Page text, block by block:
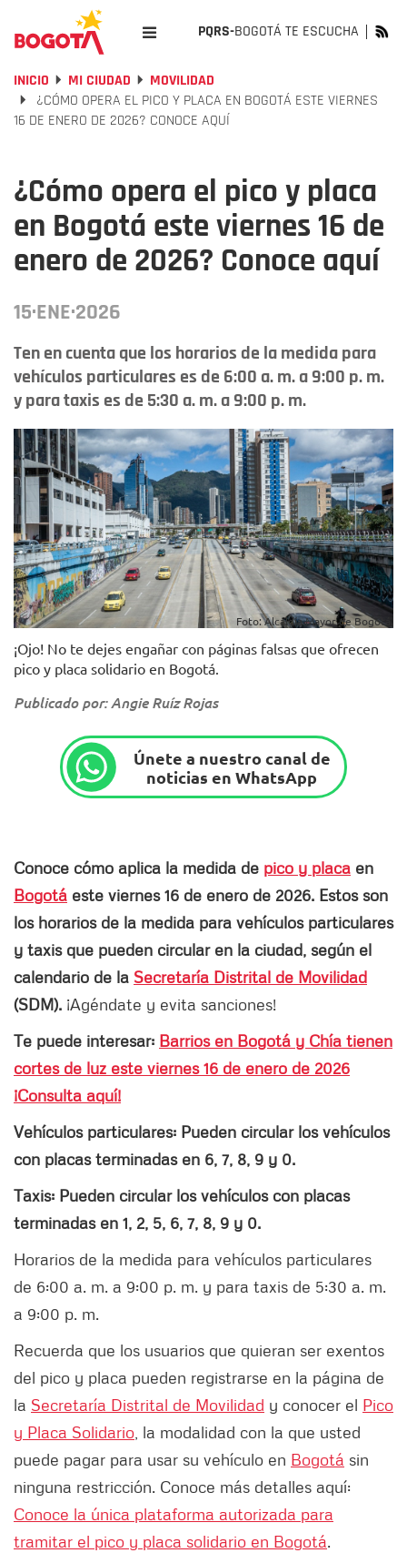
PQRS-BOGOTÁ TE ESCUCHA
INICIO MI CIUDAD
MOVILIDAD
¿CÓMO OPERA EL PICO Y PLACA EN BOGOTÁ ESTE VIERNES
16 DE ENERO DE 2026? CONOCE AQUÍ
¿Cómo opera el pico y placa
en Bogotá este viernes 16 de
enero de 2026? Conoce aquí
15·ENE·2026
Ten en cuenta que los horarios de la medida para
vehículos particulares es de 6:00 a. m. a 9:00 p. m.
y para taxis es de 5:30 a. m. a 9:00 p. m.
Foto: Alcaldía Mayor de Bogotá.
¡Ojo! No te dejes engañar con páginas falsas que ofrecen
pico y placa solidario en Bogotá.
Publicado por: Angie Ruíz Rojas
Únete a nuestro canal de
noticias en WhatsApp
Conoce cómo aplica la medida de pico y placa en
Bogotá este viernes 16 de enero de 2026. Estos son
los horarios de la medida para vehículos particulares
y taxis que pueden circular en la ciudad, según el
calendario de la Secretaría Distrital de Movilidad
(SDM). ¡Agéndate y evita sanciones!
Te puede interesar: Barrios en Bogotá y Chía tienen
cortes de luz este viernes 16 de enero de 2026
¡Consulta aquí!
Vehículos particulares: Pueden circular los vehículos
con placas terminadas en 6, 7, 8, 9 y 0.
Taxis: Pueden circular los vehículos con placas
terminadas en 1, 2, 5, 6, 7, 8, 9 y 0.
Horarios de la medida para vehículos particulares
de 6:00 a. m. a 9:00 p. m. y para taxis de 5:30 a. m.
a 9:00 p. m.
Recuerda que los usuarios que quieran ser exentos
del pico y placa pueden registrarse en la página de
la Secretaría Distrital de Movilidad y conocer el Pico
y Placa Solidario , la modalidad con la que usted
puede pagar para usar su vehículo en Bogotá sin
ninguna restricción. Conoce más detalles aquí:
Conoce la única plataforma autorizada para
tramitar el pico y placa solidario en Bogotá.